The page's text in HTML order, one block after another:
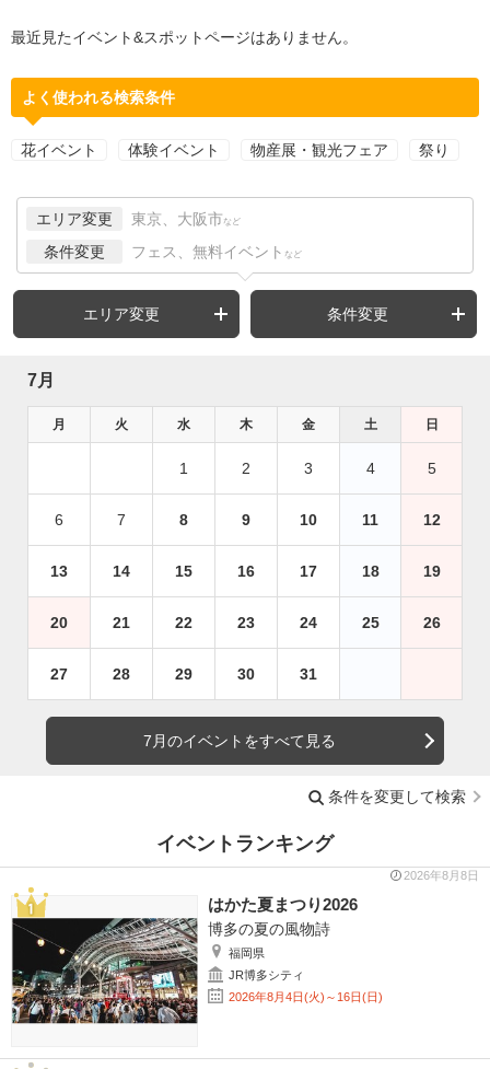
最近見たイベント&スポットページはありません。
よく使われる検索条件
花イベント 体験イベント 物産展・観光フェア 祭り
エリア変更 東京、大阪市 など
条件変更 フェス、無料イベント など
エリア変更 条件変更
7月
月 火 水 木 金 土 日
1 2 3 4 5
6 7 8 9 10 11 12
13 14 15 16 17 18 19
20 21 22 23 24 25 26
27 28 29 30 31
7月のイベントをすべて見る
条件を変更して検索
イベントランキング
2026年8月8日
はかた夏まつり2026
博多の夏の風物詩
福岡県
JR博多シティ
2026年8月4日(火)～16日(日)